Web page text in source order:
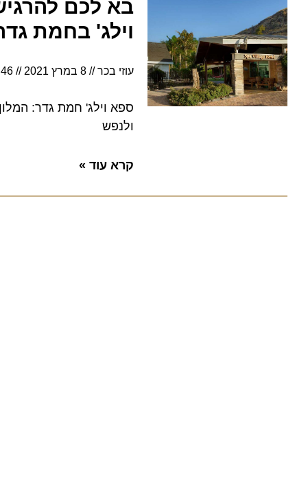
בא לכם
וילג' בחמת גדר
עוזי בכר 8 במרץ 2021 12:46
ספא וילג' חמת גדר: המלון
ולנפש
קרא עוד »